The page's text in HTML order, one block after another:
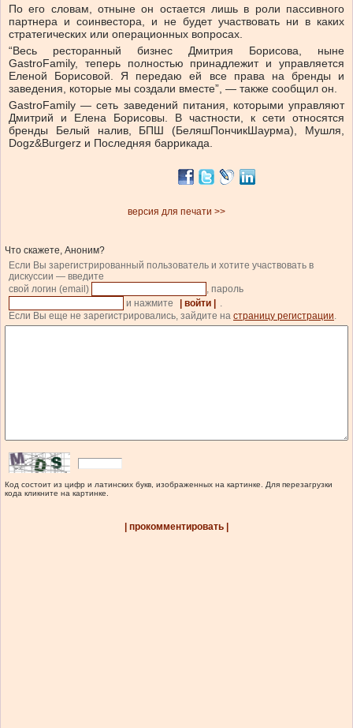
По его словам, отныне он остается лишь в роли пассивного
партнера и соинвестора, и не будет участвовать ни в каких
стратегических или операционных вопросах.
“Весь ресторанный бизнес Дмитрия Борисова, ныне
GastroFamily, теперь полностью принадлежит и управляется
Еленой Борисовой. Я передаю ей все права на бренды и
заведения, которые мы создали вместе”, — также сообщил он.
GastroFamily — сеть заведений питания, которыми управляют
Дмитрий и Елена Борисовы. В частности, к сети относятся
бренды Белый налив, БПШ (БеляшПончикШаурма), Мушля,
Dogz&Burgerz и Последняя баррикада.
версия для печати >>
Что скажете, Аноним?
Если Вы зарегистрированный пользователь и хотите участвовать в
дискуссии — введите
свой логин (email)
, пароль
и нажмите
| войти |
.
Если Вы еще не зарегистрировались, зайдите на страницу регистрации.
Код состоит из цифр и латинских букв, изображенных на картинке. Для перезагрузки
кода кликните на картинке.
| прокомментировать |